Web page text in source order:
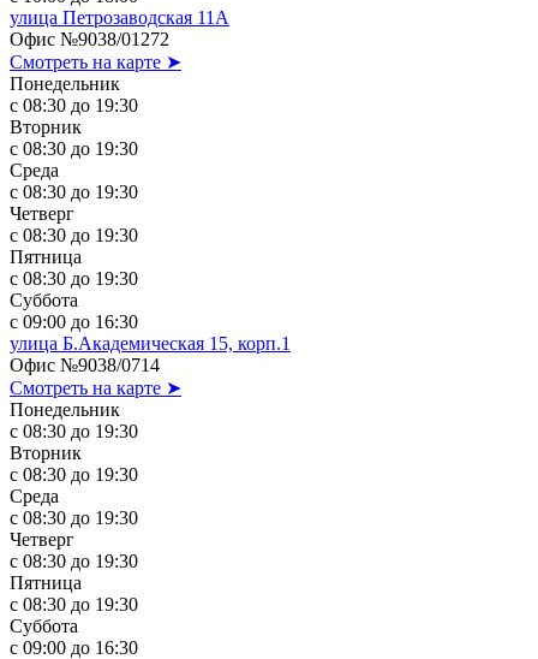
улица Петрозаводская 11А
Офис №9038/01272
Смотреть на карте ➤
Понедельник
с 08:30 до 19:30
Вторник
с 08:30 до 19:30
Среда
с 08:30 до 19:30
Четверг
с 08:30 до 19:30
Пятница
с 08:30 до 19:30
Суббота
с 09:00 до 16:30
улица Б.Академическая 15, корп.1
Офис №9038/0714
Смотреть на карте ➤
Понедельник
с 08:30 до 19:30
Вторник
с 08:30 до 19:30
Среда
с 08:30 до 19:30
Четверг
с 08:30 до 19:30
Пятница
с 08:30 до 19:30
Суббота
с 09:00 до 16:30